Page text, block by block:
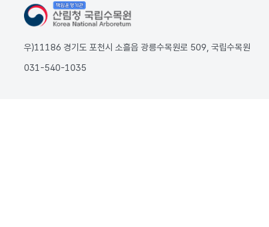
우)11186 경기도 포천시 소흘읍 광릉수목원로 509, 국립수목원
031-540-1035